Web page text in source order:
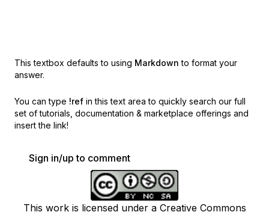
This textbox defaults to using Markdown to format your
answer.
You can type !ref in this text area to quickly search our full
set of tutorials, documentation & marketplace offerings and
insert the link!
Sign in/up to comment
This work is licensed under a Creative Commons